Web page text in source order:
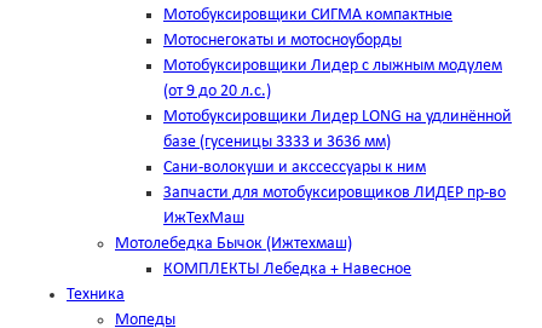
Мотобуксировщики СИГМА компактные
Мотоснегокаты и мотосноуборды
Мотобуксировщики Лидер с лыжным модулем
(от 9 до 20 л.с.)
Мотобуксировщики Лидер LONG на удлинённой
базе (гусеницы 3333 и 3636 мм)
Сани-волокуши и акссессуары к ним
Запчасти для мотобуксировщиков ЛИДЕР пр-во
ИжТехМаш
Мотолебедка Бычок (Ижтехмаш)
КОМПЛЕКТЫ Лебедка + Навесное
Техника
Мопеды